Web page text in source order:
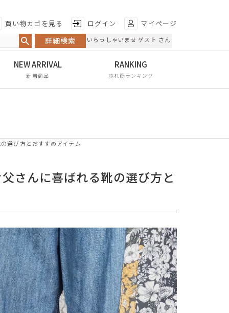
買い物カゴを見る ログイン マイページ
詳細検索 いらっしゃいませ ゲスト さん
新着商品 売れ筋ランキング
選び方とおすすめアイテム
さんに喜ばれる靴の選び方と
特徴から探す
日本製
手染め
甲高・幅広
屈曲性